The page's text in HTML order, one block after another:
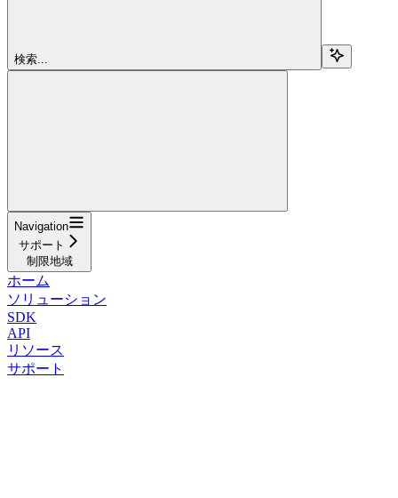
検索...
Navigation
サポート
制限地域
ホーム
ソリューション
SDK
API
リソース
サポート